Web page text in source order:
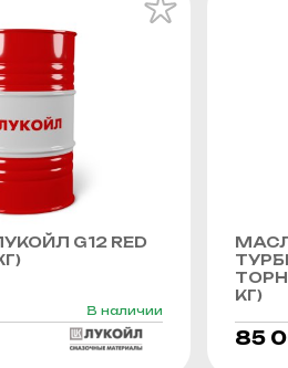
G12 RED
В наличии
КГ)
85